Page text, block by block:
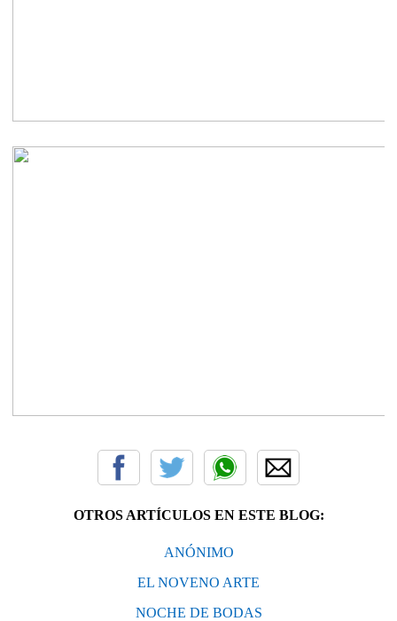
OTROS ARTÍCULOS EN ESTE BLOG:
ANÓNIMO
EL NOVENO ARTE
NOCHE DE BODAS